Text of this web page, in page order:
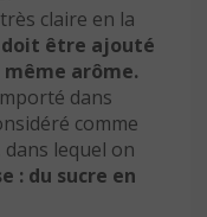
claire en la
être ajouté
arôme.
dans
comme
dans lequel on
: du sucre en